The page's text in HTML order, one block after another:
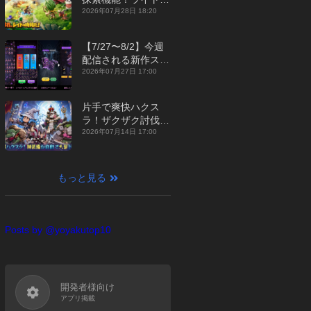
ジュアルMMORPG
征』【最新作PICKU
P】
2026年07月28日 18:20
【7/27〜8/2】今週
配信される新作スマ
ホゲームをまとめて
年】
2026年07月27日 17:00
片手で爽快ハクス
ラ！ザクザク討伐し
て神装備を集める放
【最新作PICKUP】
2026年07月14日 17:00
もっと見る
Posts by @yoyakutop10
開発者様向け
アプリ掲載